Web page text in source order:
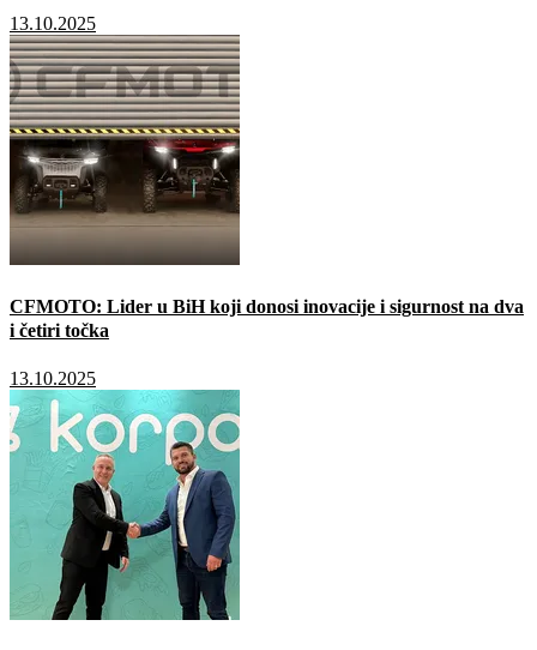
13.10.2025
CFMOTO: Lider u BiH koji donosi inovacije i sigurnost na dva
i četiri točka
13.10.2025